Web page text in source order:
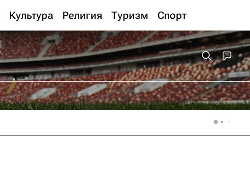
Культура Религия Туризм Спорт